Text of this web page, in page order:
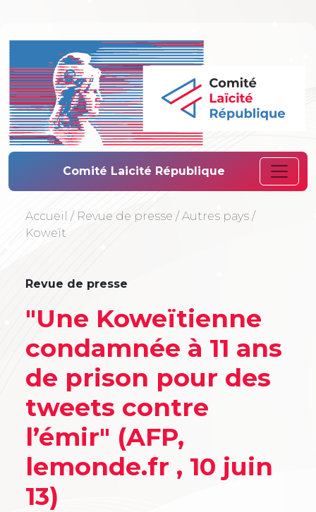
Comité Laïcité
Comité Laicité République
Accueil / Revue de presse / Autres pays /
Koweït
Revue de presse
"Une Koweïtienne
condamnée à 11 ans
de prison pour des
tweets contre
l’émir" (AFP,
lemonde.fr , 10 juin
13)